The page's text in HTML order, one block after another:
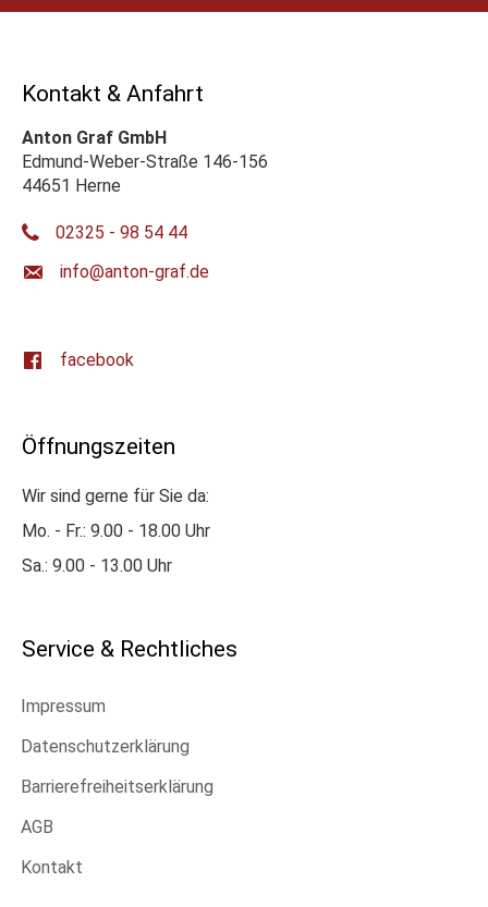
Kontakt & Anfahrt
Anton Graf GmbH
Edmund-Weber-Straße 146-156
44651 Herne
02325 - 98 54 44
ed.farg-notna@ofni
facebook
Öffnungszeiten
Wir sind gerne für Sie da:
Mo. - Fr.: 9.00 - 18.00 Uhr
Sa.: 9.00 - 13.00 Uhr
Service & Rechtliches
Impressum
Datenschutzerklärung
Barrierefreiheitserklärung
AGB
Kontakt